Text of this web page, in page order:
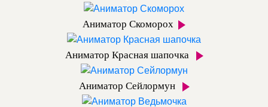
Аниматор Скоморох
Аниматор Красная шапочка
Аниматор Сейлормун